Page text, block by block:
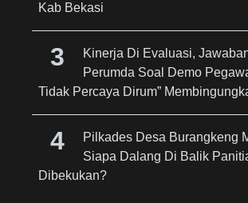
Kab Bekasi
Kinerja Di Evaluasi,
Perumda Soal Demo
Tidak Percaya Dirum”
Pilkades Desa Burangkeng
Siapa Dalang Di Balik
Dibekukan?